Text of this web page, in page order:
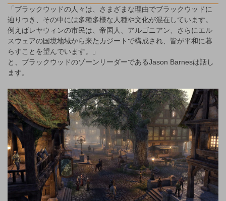
「ブラックウッドの人々は、さまざまな理由でブラックウッドに
辿りつき、その中には多種多様な人種や文化が混在しています。
例えばレヤウィンの市民は、帝国人、アルゴニアン、さらにエル
スウェアの国境地域から来たカジートで構成され、皆が平和に暮
らすことを望んでいます。」
と、ブラックウッドのゾーンリーダーであるJason Barnesは話し
ます。